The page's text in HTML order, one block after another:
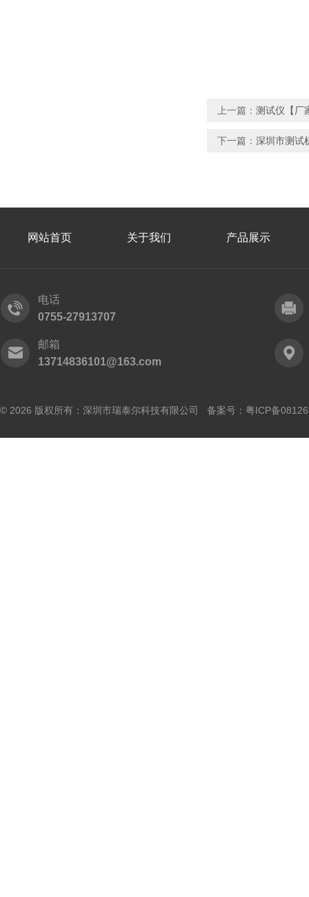
上一篇： 测试仪【厂
下一篇： 深圳市测试
网站首页 关于我们 产品展示
电话
0755-27913707
邮箱
13714836101@163.com
© 2026 版权所有：深圳市瑞泰尔科技有限公司 备案号： 粤ICP备